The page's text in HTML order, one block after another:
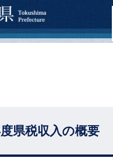
県税収入の概要